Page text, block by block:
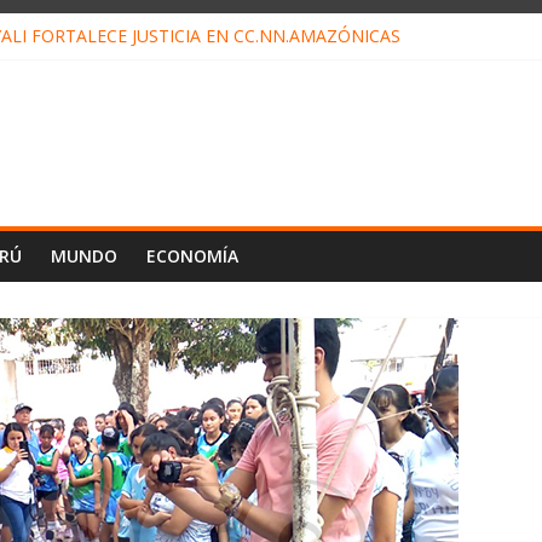
FORTALECE JUSTICIA EN CC.NN.AMAZÓNICAS
MUNDO ECONOMÍA